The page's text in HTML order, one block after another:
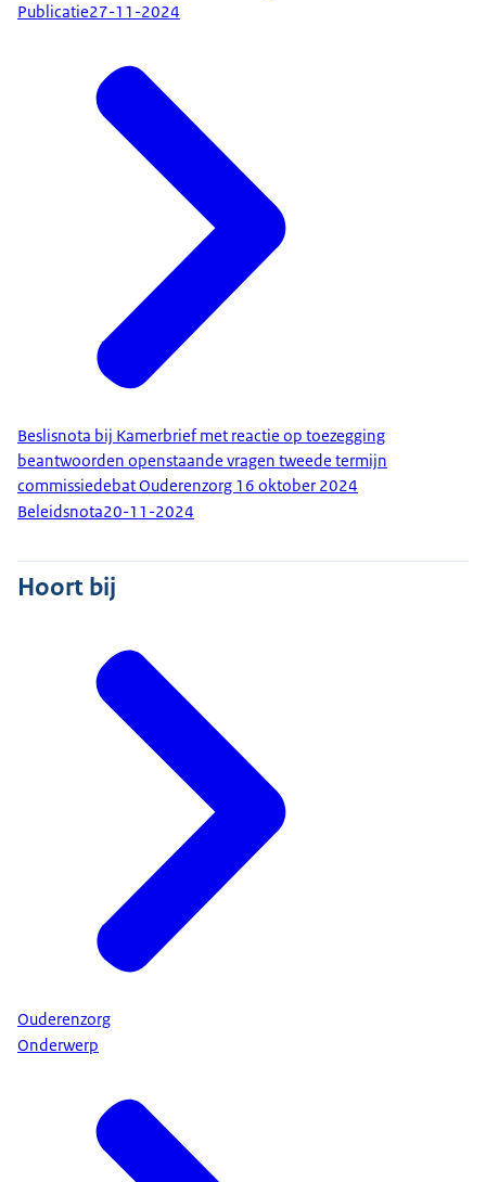
Publicatie27-11-2024
Beslisnota bij Kamerbrief met reactie op toezegging
beantwoorden openstaande vragen tweede termijn
commissiedebat Ouderenzorg 16 oktober 2024
Beleidsnota20-11-2024
Hoort bij
Ouderenzorg
Onderwerp